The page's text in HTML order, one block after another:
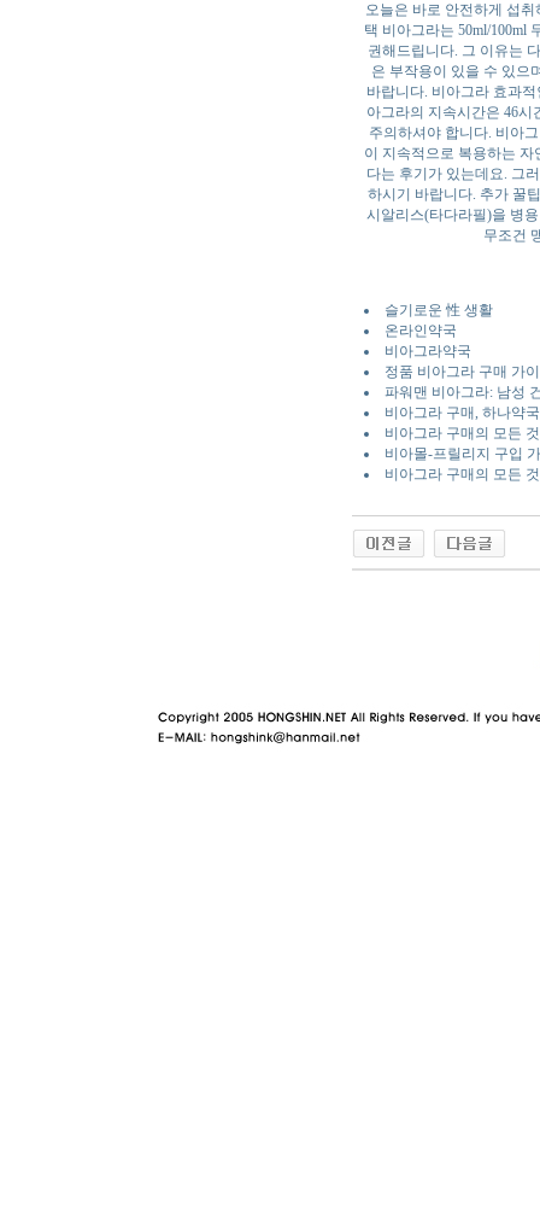
오늘은 바로 안전하게 섭취
택 비아그라는 50ml/100ml
권해드립니다. 그 이유는
은 부작용이 있을 수 있으
바랍니다. 비아그라 효과
아그라의 지속시간은 46
주의하셔야 합니다. 비아
이 지속적으로 복용하는
다는 후기가 있는데요. 그
하시기 바랍니다. 추가 꿀
시알리스(타다라필)을 병
무조건
슬기로운 性 생활
온라인약국
비아그라약국
정품 비아그라 구매 가
파워맨 비아그라: 남성
비아그라 구매, 하나약
비아그라 구매의 모든
비아몰-프릴리지 구입
비아그라 구매의 모든